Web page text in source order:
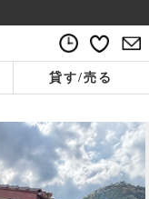
貸す/売る